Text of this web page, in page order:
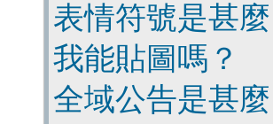
表情符號是甚麼
我能貼圖嗎？
全域公告是甚麼